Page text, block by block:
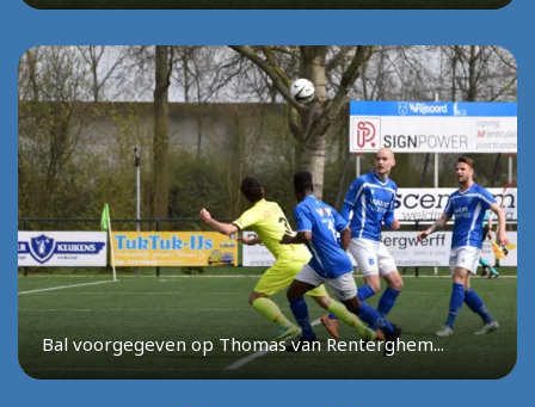
Bal voorgegeven op Thomas van Renterghem...